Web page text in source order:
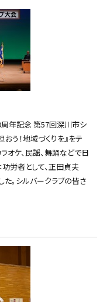
周年記念 第57回深川市シ
う！地域づくりを』をテ
オケ、民謡、舞踊などで日
労者として、正田貞夫
。シルバークラブの皆さ